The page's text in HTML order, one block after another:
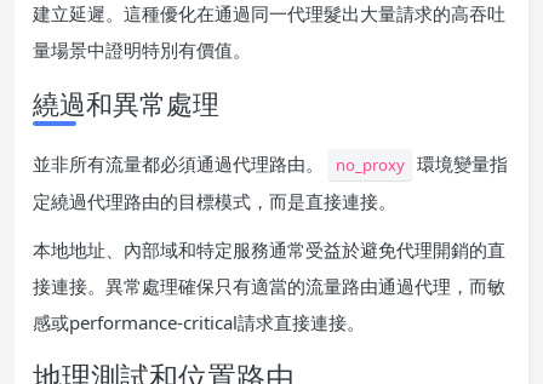
建立延遲。這種優化在通過同一代理髮出大量請求的高吞吐
量場景中證明特別有價值。
繞過和異常處理
並非所有流量都必須通過代理路由。 no_proxy 環境變量指
定繞過代理路由的目標模式，而是直接連接。
本地地址、內部域和特定服務通常受益於避免代理開銷的直
接連接。異常處理確保只有適當的流量路由通過代理，而敏
感或performance-critical請求直接連接。